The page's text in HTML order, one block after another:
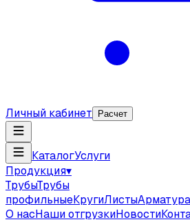
Личный кабинет Расчет
КаталогУслуги
Продукция▾
ТрубыТрубы
профильныеКругиЛистыАрматура
О насНаши отгрузкиНовости